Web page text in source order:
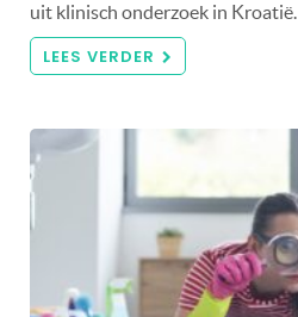
uit klinisch onderzoek in Kroatië.
LEES VERDER